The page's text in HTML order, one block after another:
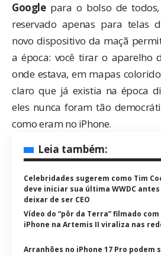
Googlepara o bolso de
reservado apenas para telas
novo dispositivo da maçã
a época: você tirar o aparelho
onde estava, em mapas
claro que já existia na época
eles nunca foram tão
como eram no iPhone.
Leia também:
Celebridades sugerem como Tim
deve iniciar sua última WWDC antes
deixar de ser CEO
Vídeo do “pôr da Terra” filmado com
iPhone na Artemis II viraliza nas
Arranhões no iPhone 17 Pro podem